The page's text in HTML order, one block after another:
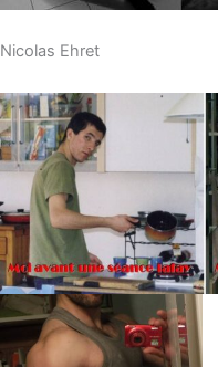
Nicolas Ehret